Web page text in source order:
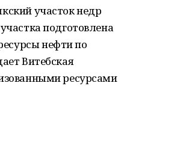
участок недр
подготовлена
нефти по
Витебская
ресурсами